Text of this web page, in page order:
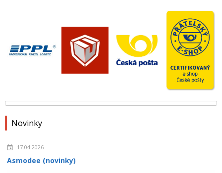
Novinky
17.04.2026
Asmodee (novinky)